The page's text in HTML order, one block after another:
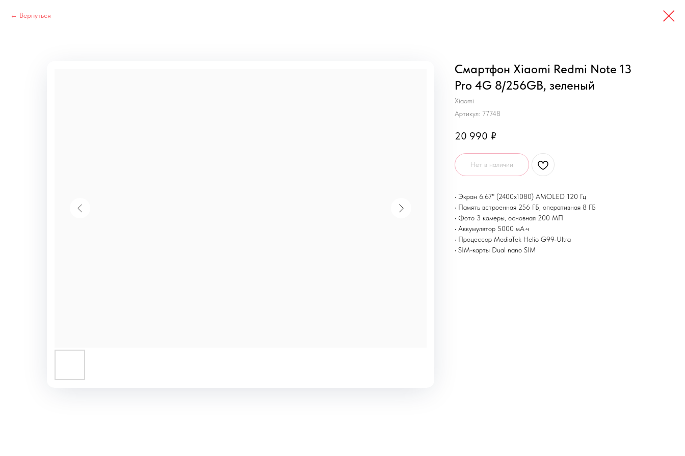
Вернуться
Смартфон Xiaomi Redmi Note 13
Pro 4G 8/256GB, зеленый
Xiaomi
Артикул: 77748
20 990 ₽
Нет в наличии
• Экран 6.67" (2400x1080) AMOLED 120 Гц
• Память встроенная 256 ГБ, оперативная 8 ГБ
• Фото 3 камеры, основная 200 МП
• Аккумулятор 5000 мА·ч
• Процессор MediaTek Helio G99-Ultra
• SIM-карты Dual nano SIM